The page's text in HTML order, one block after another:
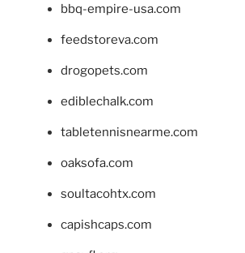
bbq-empire-usa.com
feedstoreva.com
drogopets.com
ediblechalk.com
tabletennisnearme.com
oaksofa.com
soultacohtx.com
capishcaps.com